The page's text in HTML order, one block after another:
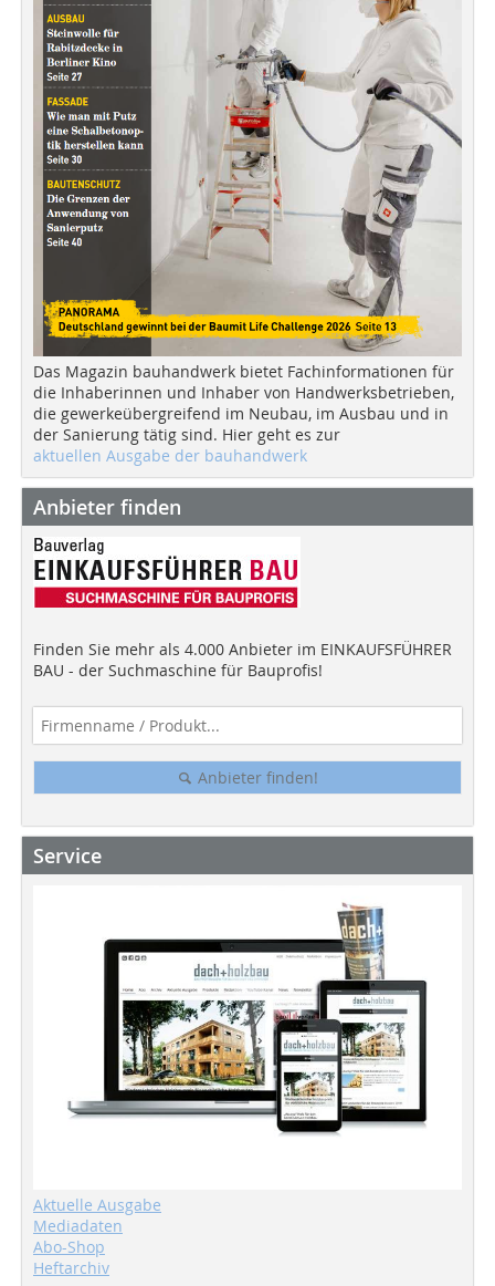
Das Magazin bauhandwerk bietet Fachinformationen für
die Inhaberinnen und Inhaber von Handwerksbetrieben,
die gewerkeübergreifend im Neubau, im Ausbau und in
der Sanierung tätig sind. Hier geht es zur
aktuellen Ausgabe der bauhandwerk
Anbieter finden
Finden Sie mehr als 4.000 Anbieter im EINKAUFSFÜHRER
BAU - der Suchmaschine für Bauprofis!
Anbieter finden!
Service
Aktuelle Ausgabe
Mediadaten
Abo-Shop
Heftarchiv